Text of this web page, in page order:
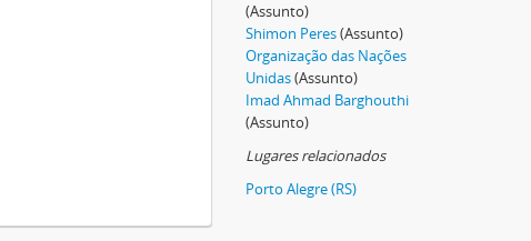
(Assunto)
Shimon Peres(Assunto)
Organização das Nações
Unidas(Assunto)
Imad Ahmad Barghouthi
(Assunto)
Lugares relacionados
Porto Alegre (RS)